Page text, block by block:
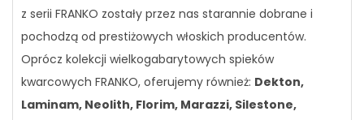
z serii FRANKO zostały przez nas starannie dobrane i
pochodzą od prestiżowych włoskich producentów.
Oprócz kolekcji wielkogabarytowych spieków
kwarcowych FRANKO, oferujemy również: Dekton,
Laminam, Neolith, Florim, Marazzi, Silestone,